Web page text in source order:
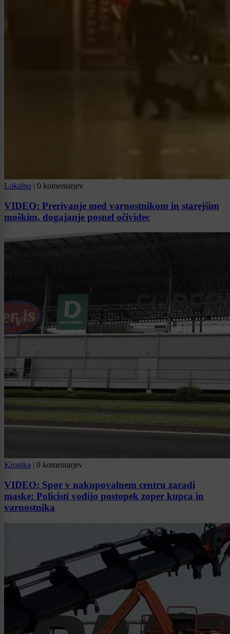
Lokalno | 0 komentarjev
VIDEO: Prerivanje med varnostnikom in starejšim
moškim, dogajanje posnel očividec
Kronika | 0 komentarjev
VIDEO: Spor v nakupovalnem centru zaradi
maske: Policisti vodijo postopek zoper kupca in
varnostnika